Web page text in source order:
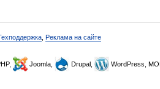
Реклама на сайте
Joomla, Drupal, WordPress,